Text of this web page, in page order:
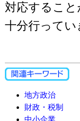
対応するこ
十分行ってい
地方政治
財政・税制